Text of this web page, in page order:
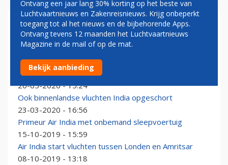
AIR INDIA
Binnenlands vliegverkeer India na twee maanden
hervat
20-05-2020 - 15:24
Ook binnenlandse vluchten India opgeschort
23-03-2020 - 16:56
Primeur Air India met onbemand sleepvoertuig
15-10-2019 - 15:59
Air India start vluchten tussen Londen en Amritsar
08-10-2019 - 13:18
Ontvang een jaar lang 30% korting op het beste van
Luchtvaartnieuws en Zakenreisnieuws. Krijg onbeperkt
toegang tot al het nieuws en de bijbehorende Apps.
Ontvang tevens 12 maanden het Luchtvaartnieuws
Magazine in de mail of op de mat.
Bekijk aanbieding